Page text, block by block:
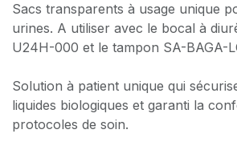
Sacs transparents à usage unique
urines. A utiliser avec le bocal à
U24H-000 et le tampon SA-BAGA-
Solution à patient unique qui
liquides biologiques et garanti la
protocoles de soin.